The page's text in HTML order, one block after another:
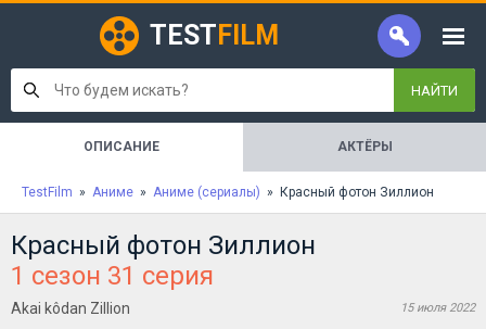
TEST FILM
НАЙТИ
ОПИСАНИЕ АКТЁРЫ
TestFilm » Аниме » Аниме (сериалы) » Красный фотон Зиллион
Красный фотон Зиллион
1 сезон 31 серия
Akai kôdan Zillion 15 июля 2022